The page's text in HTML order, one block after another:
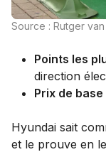
Source : Rutger
Points les
direction
Prix de base
Hyundai sait
et le prouve en